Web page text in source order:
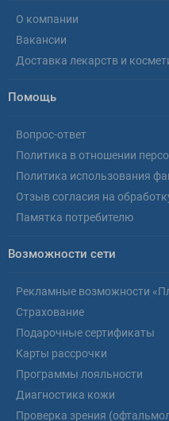
О компании
Вакансии
Доставка лекарств и
Помощь
Вопрос-ответ
Политика в отношении
Политика использования
Отзыв согласия на
Памятка потребителю
Возможности сети
Рекламные возможности
Страхование
Подарочные сертификаты
Карты рассрочки
Программы лояльности
Диагностика кожи
Проверка зрения